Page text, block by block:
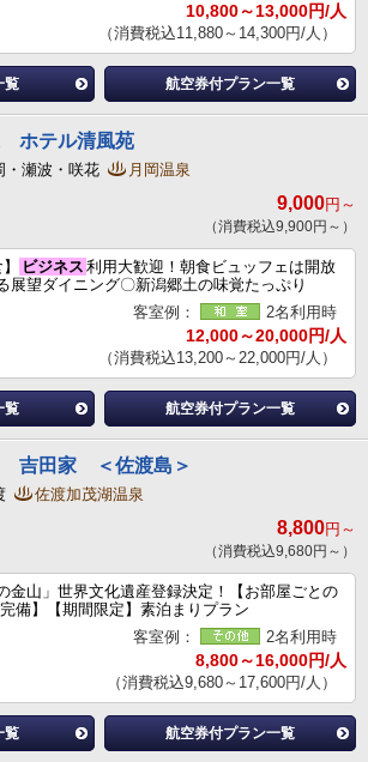
10,800～13,000円/人
（消費税込11,880～14,300円/人）
覧 航空券付プラン一覧
ホテル清風苑
・瀬波・咲花 月岡温泉
9,000円～
（消費税込9,900円～）
ビジネス 利用大歓迎！朝食ビュッフェは開放
展望ダイニング〇新潟郷土の味覚たっぷり
客室例：
2名利用時
12,000～20,000円/人
（消費税込13,200～22,000円/人）
覧 航空券付プラン一覧
吉田家 ＜佐渡島＞
佐渡加茂湖温泉
8,800円～
（消費税込9,680円～）
金山」世界文化遺産登録決定！【お部屋ごとの
備】【期間限定】素泊まりプラン
客室例：
2名利用時
8,800～16,000円/人
（消費税込9,680～17,600円/人）
覧 航空券付プラン一覧